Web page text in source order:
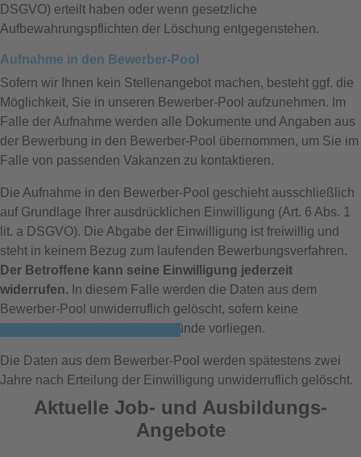
DSGVO) erteilt haben oder wenn gesetzliche
Aufbewahrungspflichten der Löschung entgegenstehen.
Aufnahme in den Bewerber-Pool
Sofern wir Ihnen kein Stellenangebot machen, besteht ggf. die
Möglichkeit, Sie in unseren Bewerber-Pool aufzunehmen. Im
Falle der Aufnahme werden alle Dokumente und Angaben aus
der Bewerbung in den Bewerber-Pool übernommen, um Sie im
Falle von passenden Vakanzen zu kontaktieren.
Die Aufnahme in den Bewerber-Pool geschieht ausschließlich
auf Grundlage Ihrer ausdrücklichen Einwilligung (Art. 6 Abs. 1
lit. a DSGVO). Die Abgabe der Einwilligung ist freiwillig und
steht in keinem Bezug zum laufenden Bewerbungsverfahren.
Der Betroffene kann seine Einwilligung jederzeit
widerrufen. In diesem Falle werden die Daten aus dem
Bewerber-Pool unwiderruflich gelöscht, sofern keine
gesetzlichen Aufbewahrungsgründe vorliegen.
Die Daten aus dem Bewerber-Pool werden spätestens zwei
Jahre nach Erteilung der Einwilligung unwiderruflich gelöscht.
Aktuelle Job- und Ausbildungs-
Angebote